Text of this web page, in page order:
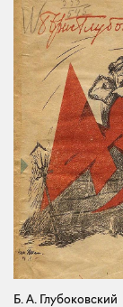
Б. А. Глубоковский